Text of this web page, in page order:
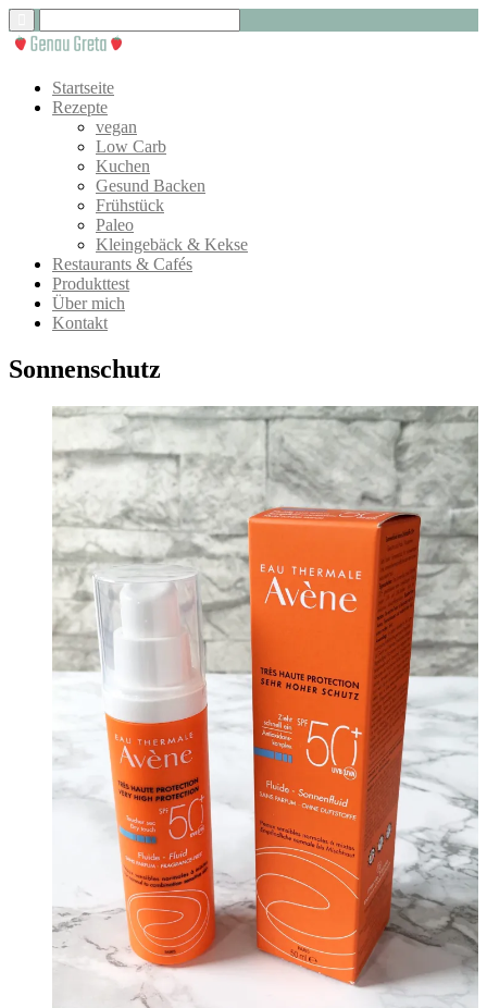
Startseite
Rezepte
vegan
Low Carb
Kuchen
Gesund Backen
Frühstück
Paleo
Kleingebäck & Kekse
Restaurants & Cafés
Produkttest
Über mich
Kontakt
Sonnenschutz